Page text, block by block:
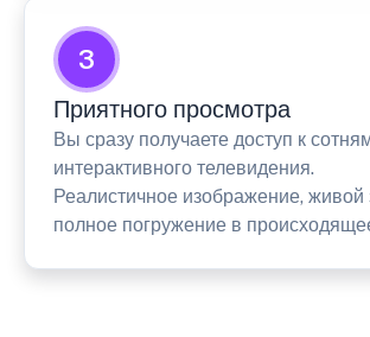
3
Приятного просмотра
Вы сразу получаете доступ к
интерактивного телевидения.
Реалистичное изображение, живой
полное погружение в